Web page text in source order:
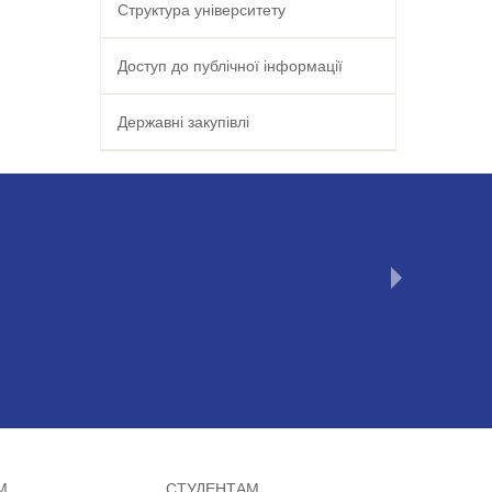
Структура університету
Доступ до публічної інформації
Державні закупівлі